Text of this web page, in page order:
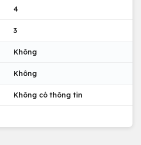
4
3
Không
Không
Không có thông tin